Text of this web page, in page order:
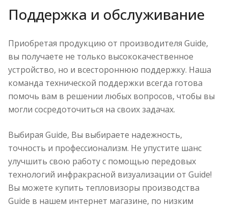
Поддержка и обслуживание
Приобретая продукцию от производителя Guide,
вы получаете не только высококачественное
устройство, но и всестороннюю поддержку. Наша
команда технической поддержки всегда готова
помочь вам в решении любых вопросов, чтобы вы
могли сосредоточиться на своих задачах.
Выбирая Guide, Вы выбираете надежность,
точность и профессионализм. Не упустите шанс
улучшить свою работу с помощью передовых
технологий инфракрасной визуализации от Guide!
Вы можете купить тепловизоры производства
Guide в нашем интернет магазине, по низким